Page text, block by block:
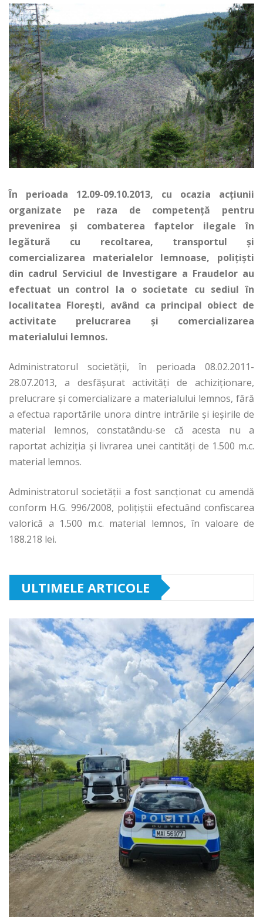
În perioada 12.09-09.10.2013, cu ocazia acţiunii
organizate pe raza de competenţă pentru
prevenirea şi combaterea faptelor ilegale în
legătură cu recoltarea, transportul şi
comercializarea materialelor lemnoase, poliţişti
din cadrul Serviciul de Investigare a Fraudelor au
efectuat un control la o societate cu sediul în
localitatea Floreşti, având ca principal obiect de
activitate prelucrarea şi comercializarea
materialului lemnos.
Administratorul societăţii, în perioada 08.02.2011-
28.07.2013, a desfăşurat activităţi de achiziţionare,
prelucrare şi comercializare a materialului lemnos, fără
a efectua raportările unora dintre intrările şi ieşirile de
material lemnos, constatându-se că acesta nu a
raportat achiziţia şi livrarea unei cantităţi de 1.500 m.c.
material lemnos.
Administratorul societăţii a fost sancţionat cu amendă
conform H.G. 996/2008, poliţiştii efectuând confiscarea
valorică a 1.500 m.c. material lemnos, în valoare de
188.218 lei.
ULTIMELE ARTICOLE